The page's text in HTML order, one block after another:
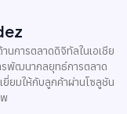
การตลาดดิจิทัลในเอเชีย
รพัฒนากลยุทธ์การตลาด
ยมให้กับลูกค้าผ่านโซลูชัน